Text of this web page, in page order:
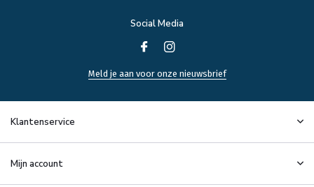
Social Media
Meld je aan voor onze nieuwsbrief
Klantenservice
Mijn account